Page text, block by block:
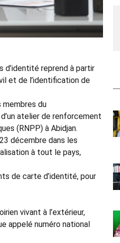
d’identité reprend à partir
et de l’identification de
membres du
atelier de renforcement
(RNPP) à Abidjan.
décembre dans les
à tout le pays,
de carte d’identité, pour
vivant à l’extérieur,
appelé numéro national